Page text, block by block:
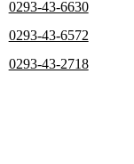
0293-43-6630
0293-43-6572
0293-43-2718